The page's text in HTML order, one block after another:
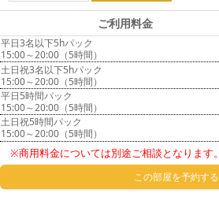
ご利用料金
平日3名以下5hパック
15:00～20:00（5時間）
土日祝3名以下5hパック
15:00～20:00（5時間）
平日5時間パック
15:00～20:00（5時間）
土日祝5時間パック
15:00～20:00（5時間）
※商用料金については別途ご相談となります。
この部屋を予約する